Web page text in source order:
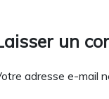
un
adresse e-mail